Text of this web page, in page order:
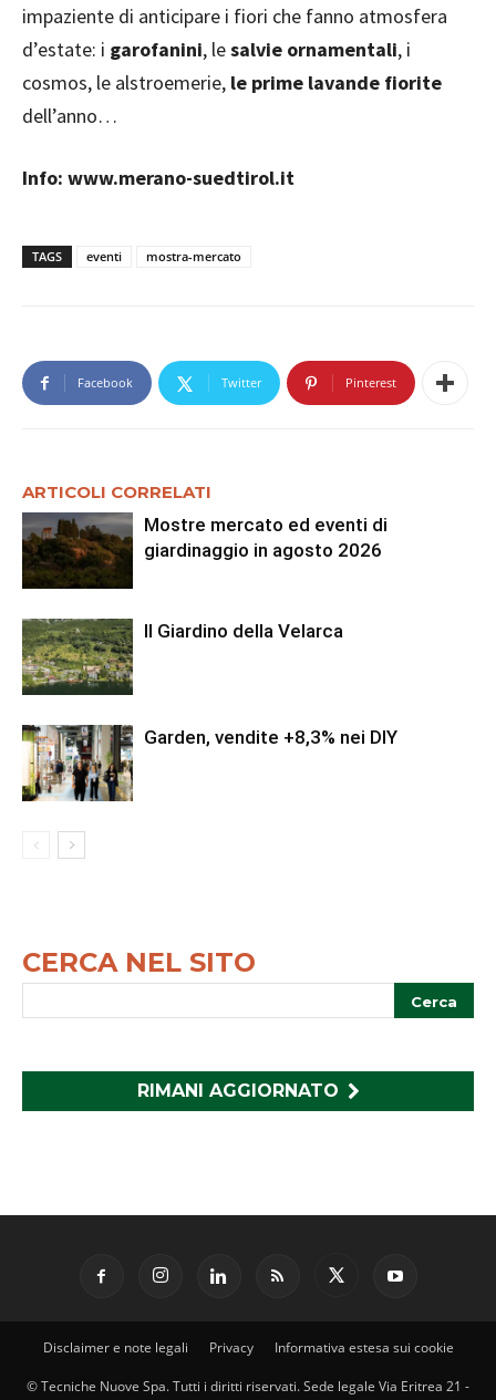
impaziente di anticipare i fiori che fanno atmosfera
d’estate: i garofanini, lesalvie ornamentali, i
cosmos, le alstroemerie, le prime lavande fiorite
dell’anno…
Info: www.merano-suedtirol.it
TAGS eventi mostra-mercato
Facebook Twitter Pinterest
ARTICOLI CORRELATI
Mostre mercato ed eventi di
giardinaggio in agosto 2026
Il Giardino della Velarca
Garden, vendite +8,3% nei DIY
CERCA NEL SITO
RIMANI AGGIORNATO
Disclaimer e note legali Privacy Informativa estesa sui cookie
© Tecniche Nuove Spa. Tutti i diritti riservati. Sede legale Via Eritrea 21 -